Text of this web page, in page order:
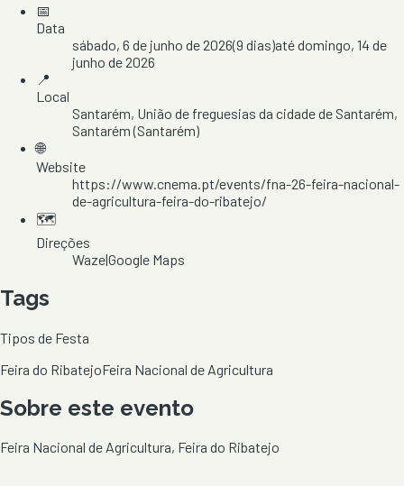
📅
Data
sábado, 6 de junho de 2026(9 dias)atédomingo, 14 de
junho de 2026
📍
Local
Santarém, União de freguesias da cidade de Santarém,
Santarém(Santarém)
🌐
Website
https://www.cnema.pt/events/fna-26-feira-nacional-
de-agricultura-feira-do-ribatejo/
🗺️
Direções
Waze|Google Maps
Tags
Tipos de Festa
Feira do RibatejoFeira Nacional de Agricultura
Sobre este evento
Feira Nacional de Agricultura, Feira do Ribatejo